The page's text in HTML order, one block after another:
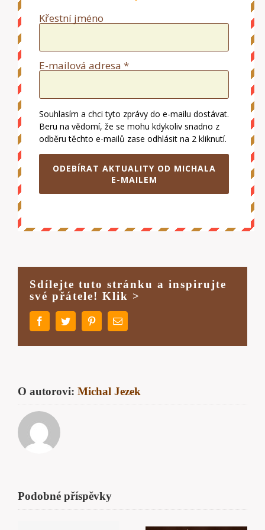
Křestní jméno
E-mailová adresa *
Souhlasím a chci tyto zprávy do e-mailu dostávat.
Beru na vědomí, že se mohu kdykoliv snadno z
odběru těchto e-mailů zase odhlásit na 2 kliknutí.
ODEBÍRAT AKTUALITY OD MICHALA
E-MAILEM
Sdílejte tuto stránku a inspirujte
své přátele! Klik >
FacebookTwitter PinterestE-
mail
O autorovi: Michal Jezek
Podobné příspěvky